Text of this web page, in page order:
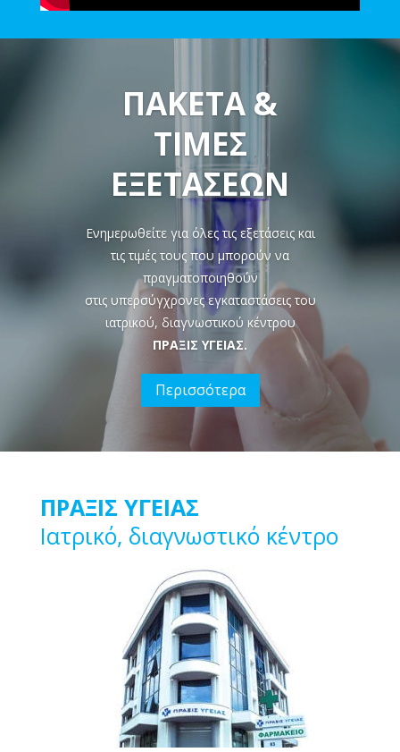
ΠΑΚΕΤΑ &
ΤΙΜΕΣ
ΕΞΕΤΑΣΕΩΝ
Ενημερωθείτε για όλες τις εξετάσεις και
τις τιμές τους που μπορούν να
πραγματοποιηθούν
στις υπερσύγχρονες εγκαταστάσεις του
ιατρικού, διαγνωστικού κέντρου
ΠΡΑΞΙΣ ΥΓΕΙΑΣ.
Περισσότερα
ΠΡΑΞΙΣ ΥΓΕΙΑΣ
Ιατρικό, διαγνωστικό κέντρο